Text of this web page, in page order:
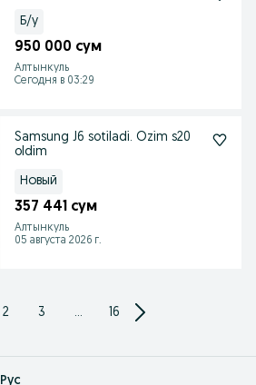
Б/у
950 000 сум
Алтынкуль
Сегодня в 03:29
Samsung J6 sotiladi. Ozim s20
oldim
Новый
357 441 сум
Алтынкуль
05 августа 2026 г.
2 3 ... 16
Рус